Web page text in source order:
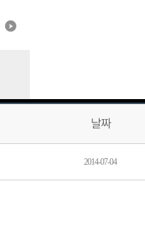
날짜
2014-07-04